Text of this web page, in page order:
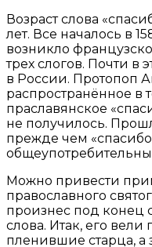
Возраст слова
лет. Все началось в
возникло
трех слогов. Почти в
в России. Протопоп
распространённое в
праславянское
не получилось.
прежде чем
Можно привести
православного
произнес под конец
слова. Итак, его вели
пленившие старца, а